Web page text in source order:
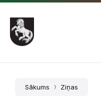
Pāriet
saturu
Skip
main
navigation
Skip
footer
Sākums Ziņas